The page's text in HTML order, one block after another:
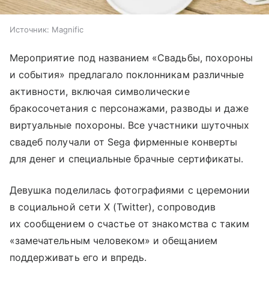
Источник: Magnific
Мероприятие под названием «Свадьбы, похороны
и события» предлагало поклонникам различные
активности, включая символические
бракосочетания с персонажами, разводы и даже
виртуальные похороны. Все участники шуточных
свадеб получали от Sega фирменные конверты
для денег и специальные брачные сертификаты.
Девушка поделилась фотографиями с церемонии
в социальной сети X (Twitter), сопроводив
их сообщением о счастье от знакомства с таким
«замечательным человеком» и обещанием
поддерживать его и впредь.